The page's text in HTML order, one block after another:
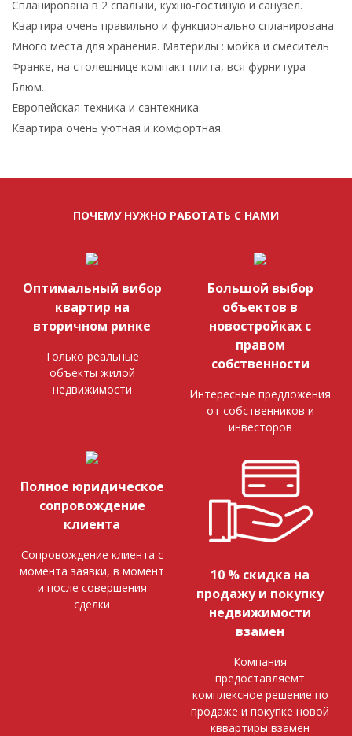
Спланирована в 2 спальни, кухню-гостиную и санузел.
Квартира очень правильно и функционально спланирована.
Много места для хранения. Материлы : мойка и смеситель
Франке, на столешнице компакт плита, вся фурнитура
Блюм.
Европейская техника и сантехника.
Квартира очень уютная и комфортная.
ПОЧЕМУ НУЖНО РАБОТАТЬ С НАМИ
Оптимальный вибор
квартир на
вторичном ринке
Только реальные
объекты жилой
недвижимости
Большой выбор
объектов в
новостройках с
правом
собственности
Интересные предложения
от собственников и
инвесторов
Полное юридическое
сопровождение
клиента
Сопровождение клиента с
момента заявки, в момент
и после совершения
сделки
10 % скидка на
продажу и покупку
недвижимости
взамен
Компания
предоставляемт
комплексное решение по
продаже и покупке новой
кввартиры взамен